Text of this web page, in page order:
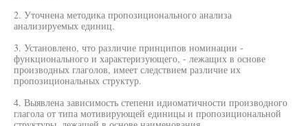
2. Уточнена методика пропозиционального анализа
анализируемых единиц.
3. Установлено, что различие принципов номинации -
функционального и характеризующего, - лежащих в основе
производных глаголов, имеет следствием различие их
пропозициональных структур.
4. Выявлена зависимость степени идиоматичности производного
глагола от типа мотивирующей единицы и пропозициональной